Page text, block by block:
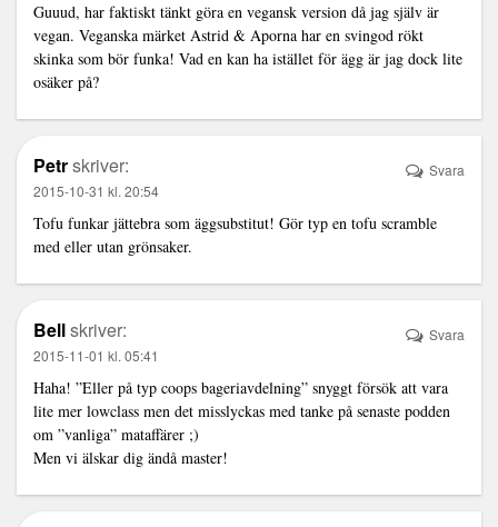
Guuud, har faktiskt tänkt göra en vegansk version då jag själv är
vegan. Veganska märket Astrid & Aporna har en svingod rökt
skinka som bör funka! Vad en kan ha istället för ägg är jag dock lite
osäker på?
Petrskriver:
2015-10-31 kl. 20:54
Tofu funkar jättebra som äggsubstitut! Gör typ en tofu scramble
med eller utan grönsaker.
Svara
Bellskriver:
2015-11-01 kl. 05:41
Haha! ”Eller på typ coops bageriavdelning” snyggt försök att vara
lite mer lowclass men det misslyckas med tanke på senaste podden
om ”vanliga” mataffärer ;)
Men vi älskar dig ändå master!
Svara